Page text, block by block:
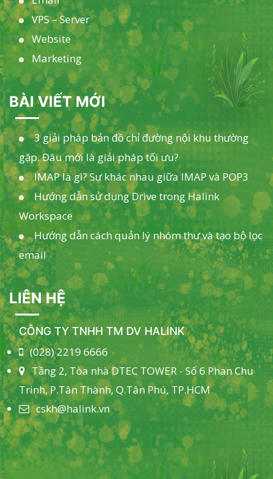
VPS – Server
Website
Marketing
BÀI VIẾT MỚI
3 giải pháp bản đồ chỉ đường nội khu thường
gặp. Đâu mới là giải pháp tối ưu?
IMAP là gì? Sự khác nhau giữa IMAP và POP3
Hướng dẫn sử dụng Drive trong Halink
Workspace
Hướng dẫn cách quản lý nhóm thư và tạo bộ lọc
email
LIÊN HỆ
CÔNG TY TNHH TM DV HALINK
(028) 2219 6666
Tầng 2, Tòa nhà DTEC TOWER - Số 6 Phan Chu
Trinh, P.Tân Thành, Q.Tân Phú, TP.HCM
cskh@halink.vn